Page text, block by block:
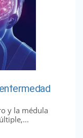
y la médula